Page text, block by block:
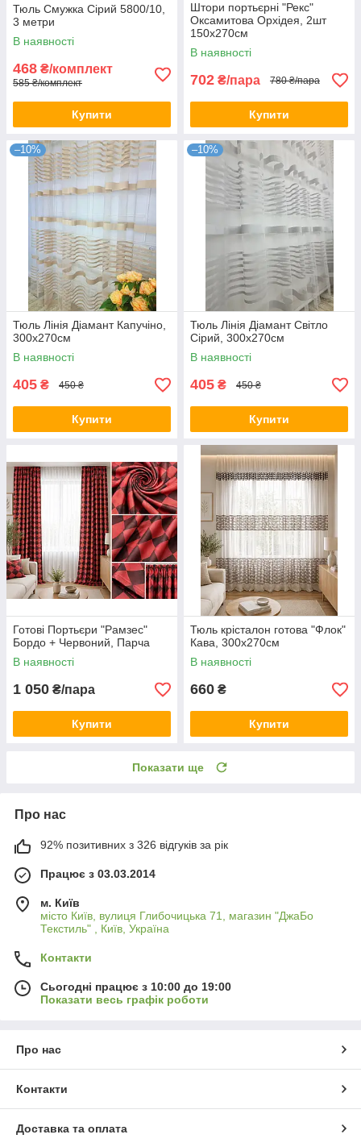
Тюль Смужка Сірий 5800/10,
3 метри
В наявності
468 ₴/комплект
585 ₴/комплект
Купити
Штори портьєрні "Рекс"
Оксамитова Орхідея, 2шт
150х270см
В наявності
702 ₴/пара 780 ₴/пара
Купити
–10%
Тюль Лінія Діамант Капучіно,
300х270см
В наявності
405 ₴ 450 ₴
Купити
–10%
Тюль Лінія Діамант Світло
Сірий, 300х270см
В наявності
405 ₴ 450 ₴
Купити
Готові Портьєри "Рамзес"
Бордо + Червоний, Парча
В наявності
1 050 ₴/пара
Купити
Тюль крісталон готова "Флок"
Кава, 300х270см
В наявності
660 ₴
Купити
Показати ще
Про нас
92% позитивних з 326 відгуків за рік
Працює з 03.03.2014
м. Київ
місто Київ, вулиця Глибочицька 71, магазин "ДжаБо
Текстиль" , Київ, Україна
Контакти
Сьогодні працює з 10:00 до 19:00
Показати весь графік роботи
Про нас
Контакти
Доставка та оплата